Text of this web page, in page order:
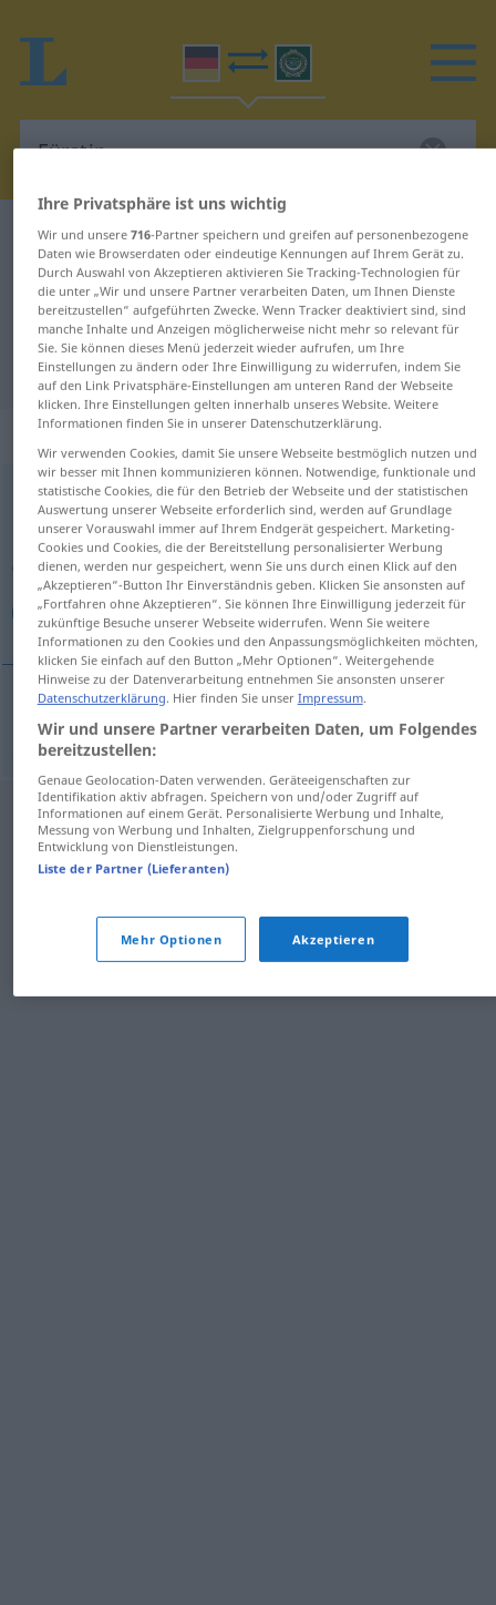
Deutsch-Arabisch Wörterbuch Fürstin
Deutsch-Arabisch Übersetzung für
"Fürstin"
"Fürstin" Arabisch Übersetzung
„Fürstin“: Femininum
Fürstinf
Übersicht aller Übersetzungen
(Für mehr Details die Übersetzung anklicken/antippen)
أميرة
أميرة [ʔaˈmiːra] Fürstin
Ihre Privatsphäre ist uns wichtig
Wir und unsere 716-Partner speichern und greifen auf personenbezogene
Daten wie Browserdaten oder eindeutige Kennungen auf Ihrem Gerät zu.
Durch Auswahl von Akzeptieren aktivieren Sie Tracking-Technologien für
die unter „Wir und unsere Partner verarbeiten Daten, um Ihnen Dienste
bereitzustellen“ aufgeführten Zwecke. Wenn Tracker deaktiviert sind, sind
manche Inhalte und Anzeigen möglicherweise nicht mehr so relevant für
Sie. Sie können dieses Menü jederzeit wieder aufrufen, um Ihre
Einstellungen zu ändern oder Ihre Einwilligung zu widerrufen, indem Sie
auf den Link Privatsphäre-Einstellungen am unteren Rand der Webseite
klicken. Ihre Einstellungen gelten innerhalb unseres Website. Weitere
Informationen finden Sie in unserer Datenschutzerklärung.
Wir verwenden Cookies, damit Sie unsere Webseite bestmöglich nutzen und
wir besser mit Ihnen kommunizieren können. Notwendige, funktionale und
statistische Cookies, die für den Betrieb der Webseite und der statistischen
Auswertung unserer Webseite erforderlich sind, werden auf Grundlage
unserer Vorauswahl immer auf Ihrem Endgerät gespeichert. Marketing-
Cookies und Cookies, die der Bereitstellung personalisierter Werbung
dienen, werden nur gespeichert, wenn Sie uns durch einen Klick auf den
„Akzeptieren“-Button Ihr Einverständnis geben. Klicken Sie ansonsten auf
„Fortfahren ohne Akzeptieren“. Sie können Ihre Einwilligung jederzeit für
zukünftige Besuche unserer Webseite widerrufen. Wenn Sie weitere
Informationen zu den Cookies und den Anpassungsmöglichkeiten möchten,
klicken Sie einfach auf den Button „Mehr Optionen“. Weitergehende
Hinweise zu der Datenverarbeitung entnehmen Sie ansonsten unserer
Datenschutzerklärung. Hier finden Sie unser Impressum.
Wir und unsere Partner verarbeiten Daten, um Folgendes
bereitzustellen:
Genaue Geolocation-Daten verwenden. Geräteeigenschaften zur
Identifikation aktiv abfragen. Speichern von und/oder Zugriff auf
Informationen auf einem Gerät. Personalisierte Werbung und Inhalte,
Messung von Werbung und Inhalten, Zielgruppenforschung und
Entwicklung von Dienstleistungen.
Liste der Partner (Lieferanten)
Mehr Optionen Akzeptieren